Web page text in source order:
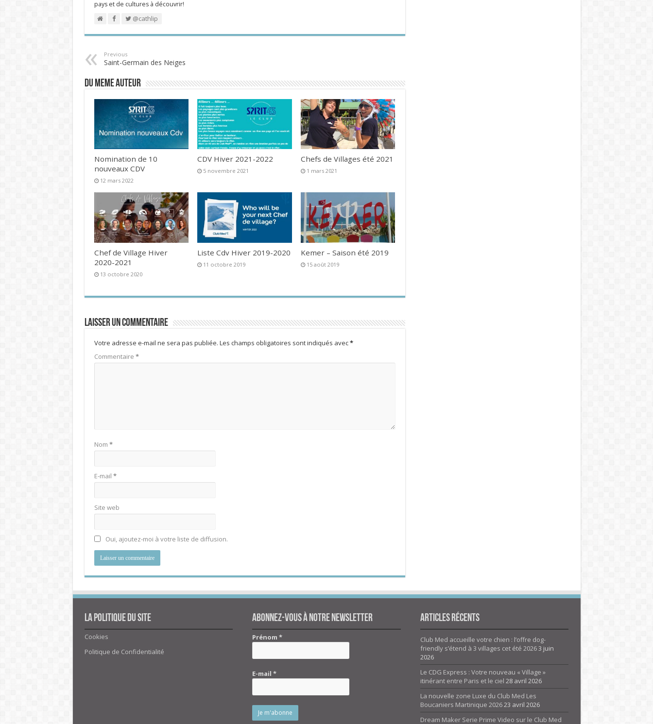
pays et de cultures à découvrir!
@cathlip
Previous
Saint-Germain des Neiges
DU MEME AUTEUR
Nomination de 10
nouveaux CDV
12 mars 2022
CDV Hiver 2021-2022
5 novembre 2021
Chefs de Villages été 2021
1 mars 2021
Chef de Village Hiver
2020-2021
13 octobre 2020
Liste Cdv Hiver 2019-2020
11 octobre 2019
Kemer – Saison été 2019
15 août 2019
Laisser un commentaire
Votre adresse e-mail ne sera pas publiée. Les champs obligatoires sont indiqués avec*
Commentaire *
Nom *
E-mail *
Site web
Oui, ajoutez-moi à votre liste de diffusion.
La politique du site
Cookies
Politique de Confidentialité
Abonnez-vous à notre newsletter
Prénom*
E-mail*
Articles Récents
Club Med accueille votre chien : l’offre dog-
friendly s’étend à 3 villages cet été 20263 juin
2026
Le CDG Express : Votre nouveau « Village »
itinérant entre Paris et le ciel 28 avril 2026
La nouvelle zone Luxe du Club Med Les
Boucaniers Martinique 202623 avril 2026
Dream Maker Serie Prime Video sur le Club Med